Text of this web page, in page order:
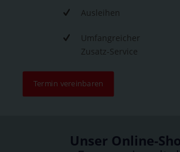
Ausleihen
Umfangreicher
Zusatz-Service
Termin vereinbaren
Unser Online-